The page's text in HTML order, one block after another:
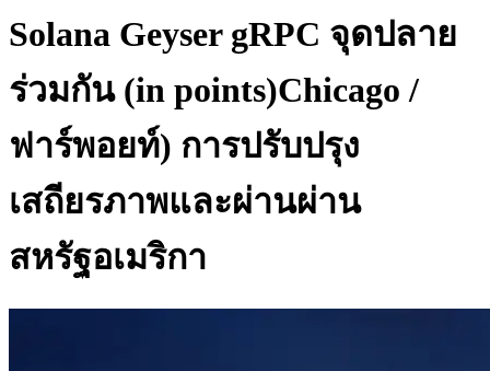
Solana Geyser gRPC จุดปลาย
ร่วมกัน (in points)Chicago /
ฟาร์พอยท์) การปรับปรุง
เสถียรภาพและผ่านผ่าน
สหรัฐอเมริกา